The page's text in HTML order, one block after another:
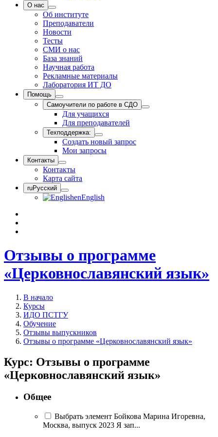
О нас
Об институте
Преподаватели
Новости
Тесты
СМИ о нас
База знаний
Научная работа
Рекламные материалы
Лаборатория ИТ ДО
Помощь
Самоучители по работе в СДО
Для учащихся
Для преподавателей
Техподдержка:
Создать новый запрос
Мои запросы
Контакты
Контакты
Карта сайта
ruРусский
enEnglish
Отзывы о программе
«Церковнославянский язык»
В начало
Курсы
ИДО ПСТГУ
Обучение
Отзывы выпускников
Отзывы о программе «Церковнославянский язык»
Курс: Отзывы о программе
«Церковнославянский язык»
Общее
Выбрать элемент Бойкова Марина Игоревна,
Москва, выпуск 2023 Я зап...